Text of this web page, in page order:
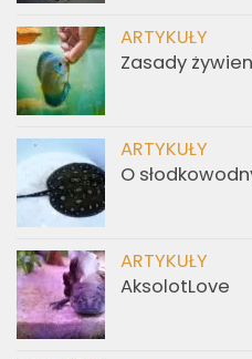
ARTYKUŁY
Zasady
ARTYKUŁY
O
ARTYKUŁY
AksolotLove